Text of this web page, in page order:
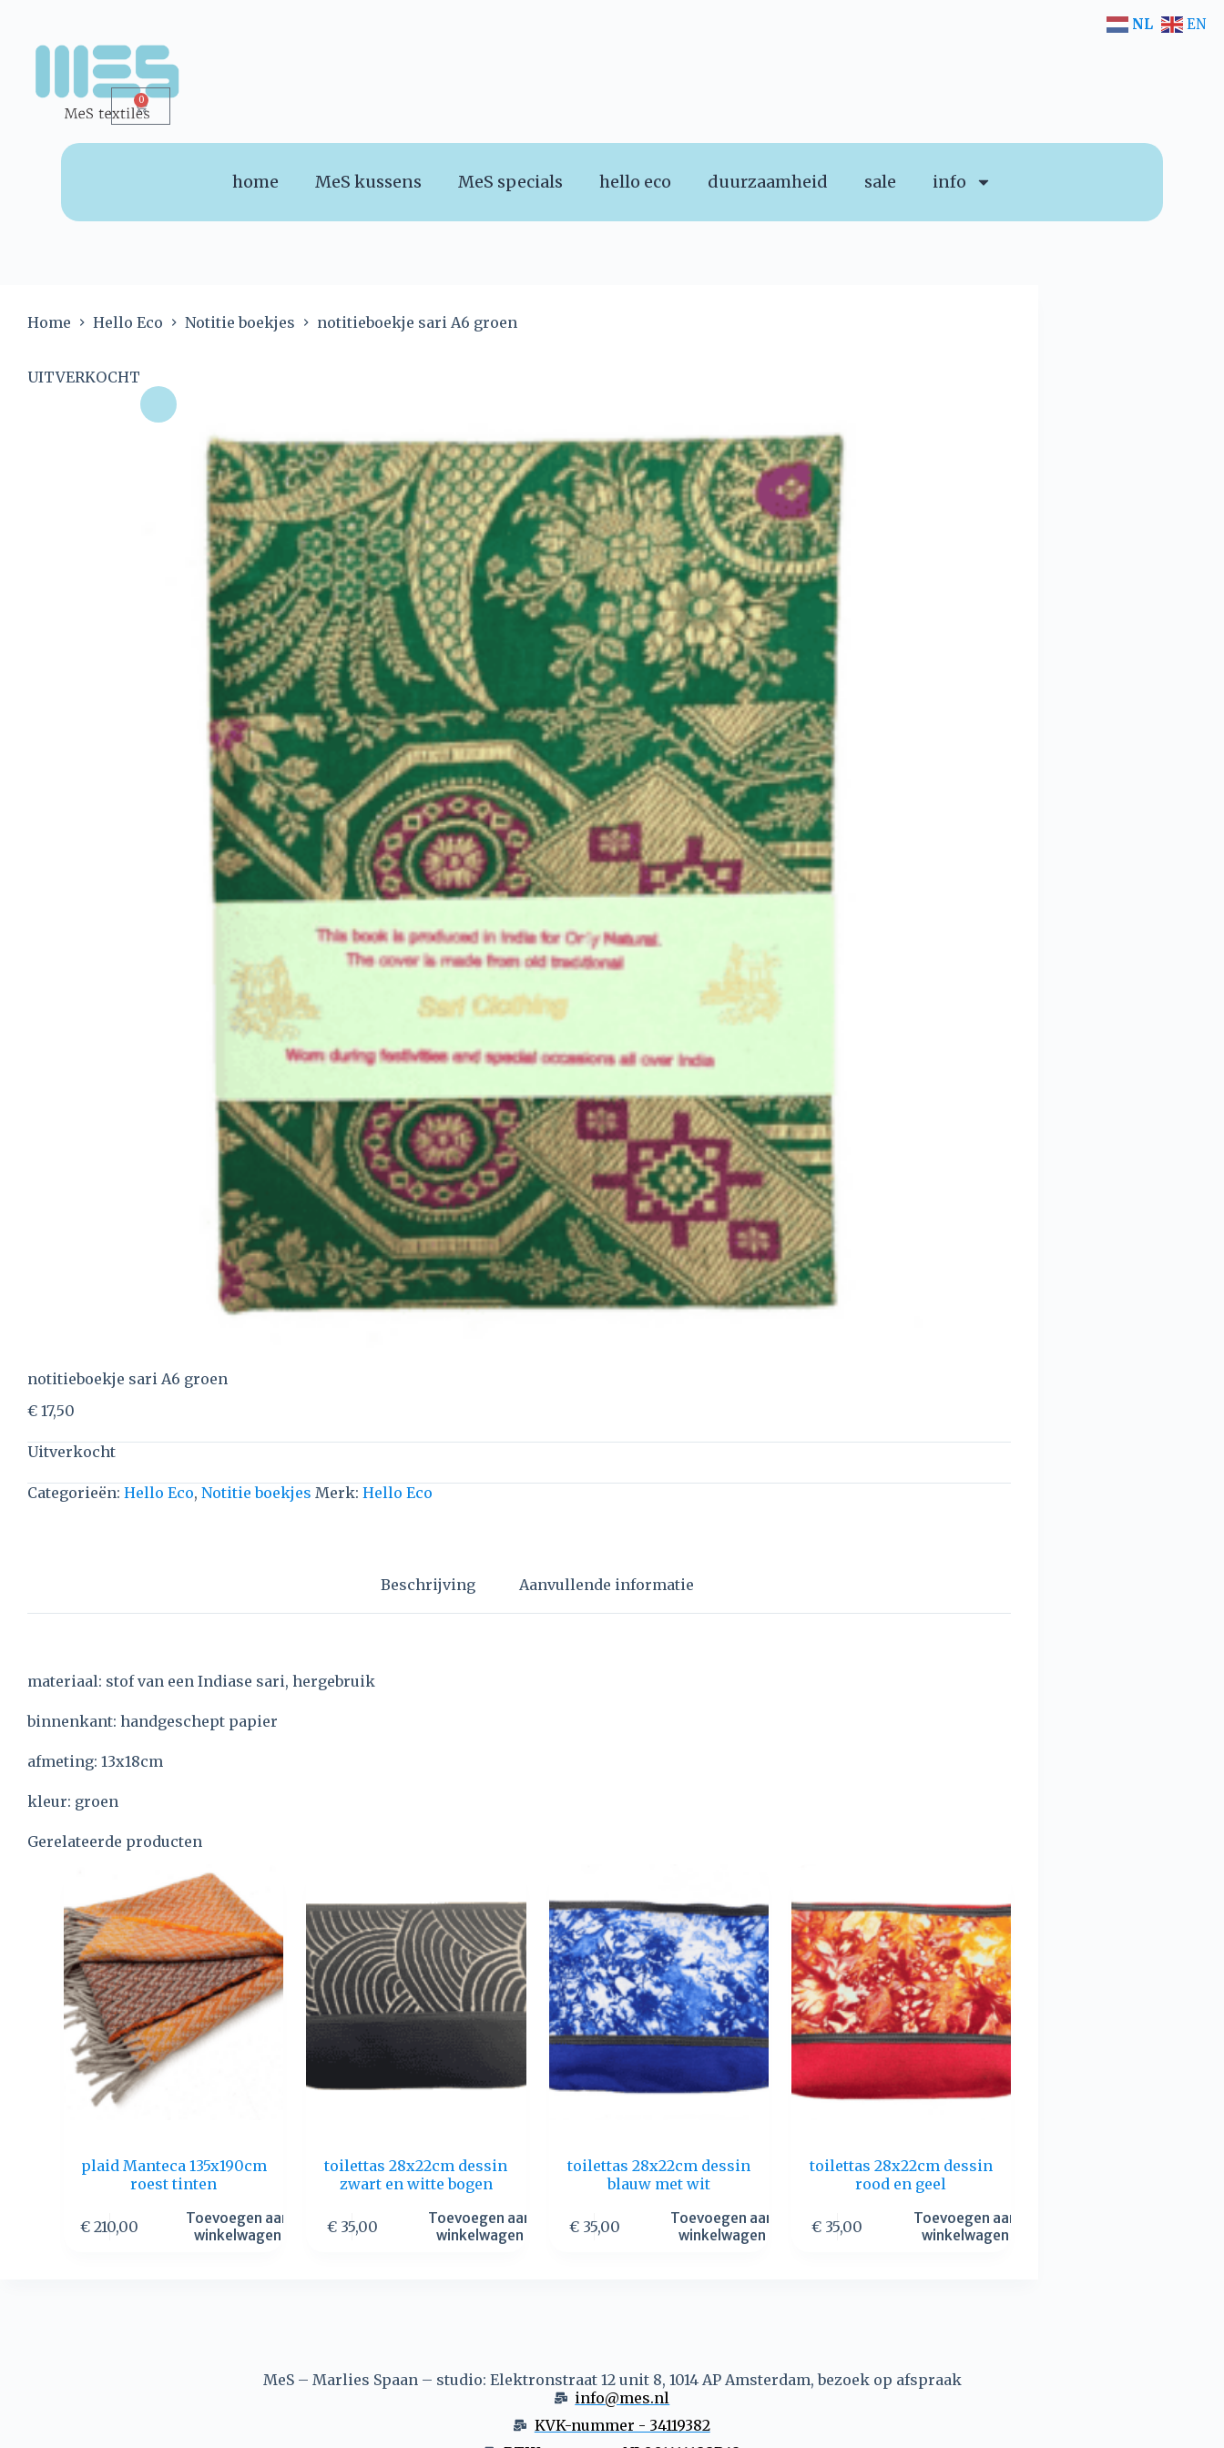
0
home MeS kussens MeS specials hello eco duurzaamheid sale info
Home Hello Eco Notitie boekjes notitieboekje sari A6 groen
UITVERKOCHT
notitieboekje sari A6 groen
€ 17,50
Uitverkocht
Categorieën: Hello Eco, Notitie boekjes Merk: Hello Eco
Beschrijving Aanvullende informatie
materiaal: stof van een Indiase sari, hergebruik
binnenkant: handgeschept papier
afmeting: 13x18cm
kleur: groen
Gerelateerde producten
plaid Manteca 135x190cm
roest tinten
€ 210,00
Toevoegen aan
winkelwagen
toilettas 28x22cm dessin
zwart en witte bogen
€35,00
Toevoegen aan
winkelwagen
toilettas 28x22cm dessin
blauw met wit
€35,00
Toevoegen aan
winkelwagen
toilettas 28x22cm dessin
rood en geel
€ 35,00
Toevoegen aan
winkelwagen
MeS – Marlies Spaan – studio: Elektronstraat 12 unit 8, 1014 AP Amsterdam, bezoek op afspraak
info@mes.nl
KVK-nummer - 34119382
NL EN